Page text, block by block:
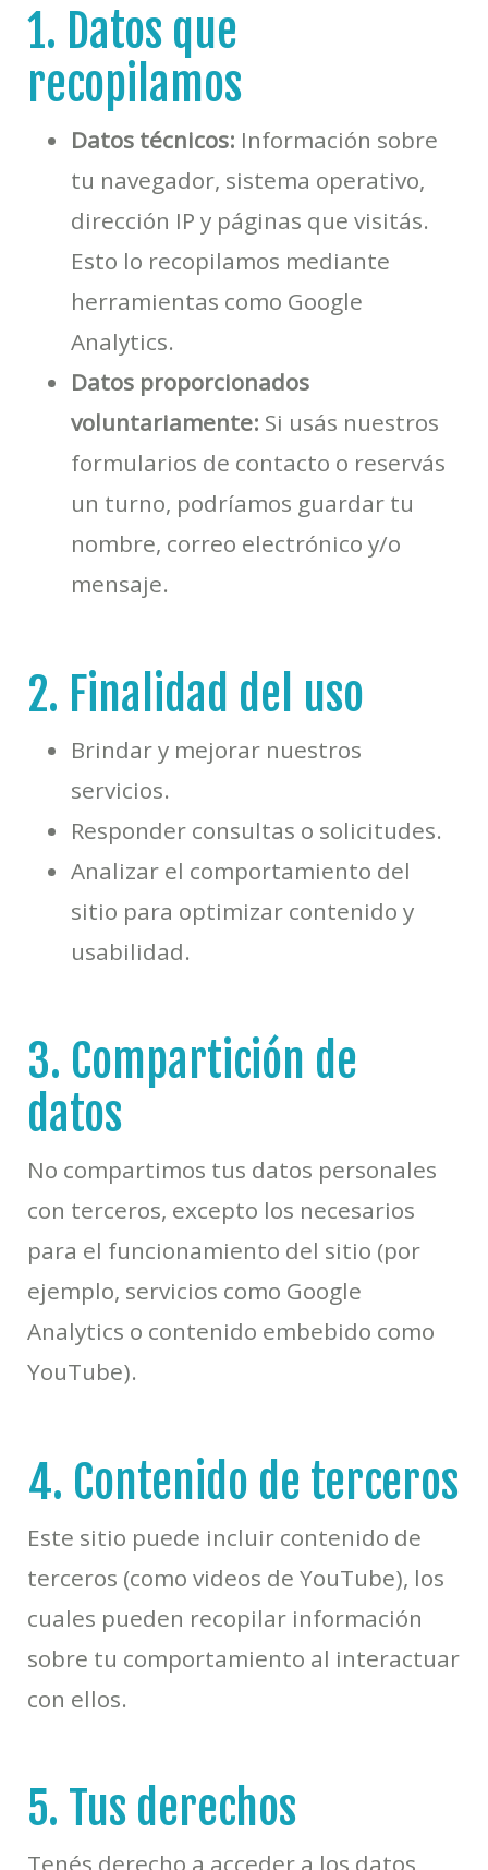
1. Datos que
recopilamos
Datos técnicos: Información sobre
tu navegador, sistema operativo,
dirección IP y páginas que visitás.
Esto lo recopilamos mediante
herramientas como Google
Analytics.
Datos proporcionados
voluntariamente: Si usás nuestros
formularios de contacto o reservás
un turno, podríamos guardar tu
nombre, correo electrónico y/o
mensaje.
2. Finalidad del uso
Brindar y mejorar nuestros
servicios.
Responder consultas o solicitudes.
Analizar el comportamiento del
sitio para optimizar contenido y
usabilidad.
3. Compartición de
datos
No compartimos tus datos personales
con terceros, excepto los necesarios
para el funcionamiento del sitio (por
ejemplo, servicios como Google
Analytics o contenido embebido como
YouTube).
4. Contenido de terceros
Este sitio puede incluir contenido de
terceros (como videos de YouTube), los
cuales pueden recopilar información
sobre tu comportamiento al interactuar
con ellos.
5. Tus derechos
Tenés derecho a acceder a los datos